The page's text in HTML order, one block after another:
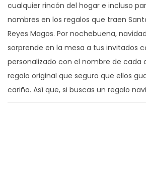
cualquier rincón del hogar e incluso
nombres en los regalos que traen
Reyes Magos. Por nochebuena,
sorprende en la mesa a tus invitados
personalizado con el nombre de cada
regalo original que seguro que ellos
cariño. Así que, si buscas un regalo